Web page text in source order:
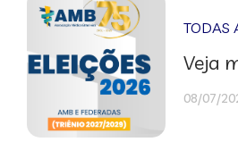
TODAS
Veja
08/07/